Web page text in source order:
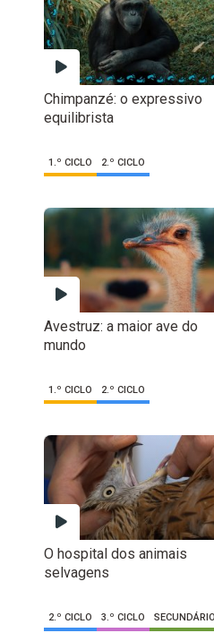
Chimpanzé: o expressivo
equilibrista
1.º CICLO 2.º CICLO
Avestruz: a maior ave do
mundo
1.º CICLO 2.º CICLO
O hospital dos animais
selvagens
2.º CICLO 3.º CICLO SECUNDÁRIO